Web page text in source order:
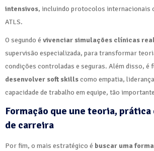
intensivos, incluindo protocolos internacionais
ATLS.
O segundo é vivenciar simulações clínicas
supervisão especializada, para transformar
condições controladas e seguras. Além disso, é
desenvolver soft skillscomo empatia,
capacidade de trabalho em equipe, tão
Formação que une teoria,
de carreira
Por fim, o mais estratégico é buscar uma